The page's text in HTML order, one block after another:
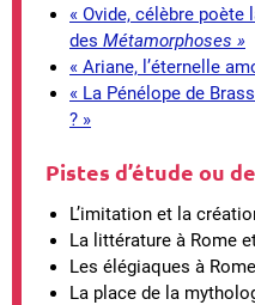
« Ovide, célèbre poète
des Métamorphoses »
« Ariane, l’éternelle
« La Pénélope de
? »
Pistes d’étude ou
L’imitation et la
La littérature à Rome
Les élégiaques à Rome
La place de la